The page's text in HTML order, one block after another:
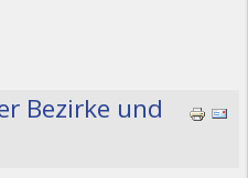
Bezirke und